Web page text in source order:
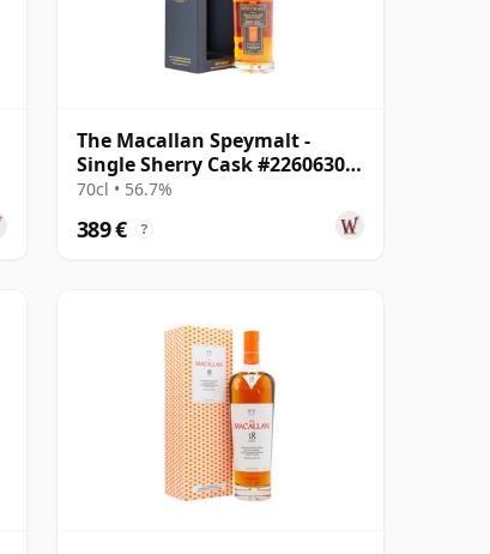
The Macallan Speymalt -
Single Sherry Cask #22606308
2005 19 años
70cl • 56.7%
389 € ?